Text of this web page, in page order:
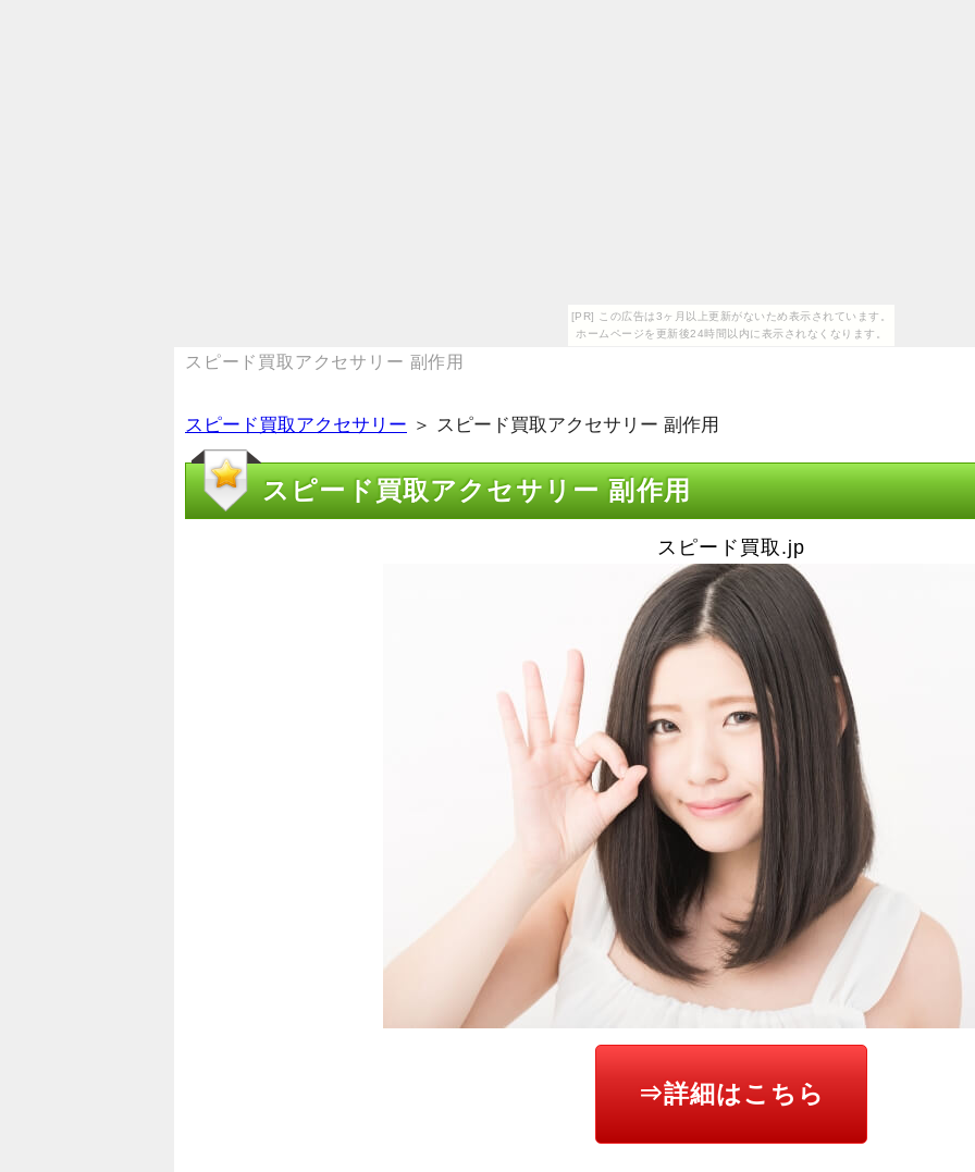
[PR] この広告は3ヶ月以上更新がないため表示されています。
ホームページを更新後24時間以内に表示されなくなります。
スピード買取アクセサリー 副作用
スピード買取アクセサリー ＞ スピード買取アクセサリー 副作用
スピード買取アクセサリー 副作用
スピード買取.jp
⇒詳細はこちら